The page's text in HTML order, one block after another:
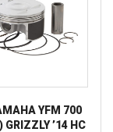
YFM 700
GRIZZLY ’14 HC